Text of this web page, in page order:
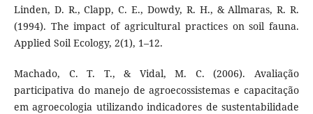
Linden, D. R., Clapp, C. E., Dowdy, R. H., & Allmaras, R. R.
(1994). The impact of agricultural practices on soil fauna.
Applied Soil Ecology, 2(1), 1–12.
Machado, C. T. T., & Vidal, M. C. (2006). Avaliação
participativa do manejo de agroecossistemas e capacitação
em agroecologia utilizando indicadores de sustentabilidade